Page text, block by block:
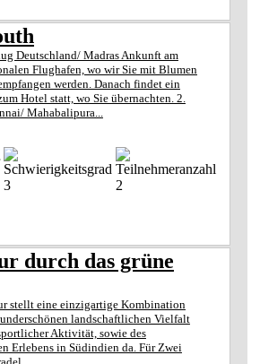
Deutschland/ Madras Ankunft am
Flughafen, wo wir Sie mit Blumen
werden. Danach findet ein
Hotel statt, wo Sie übernachten. 2.
Mahabalipura...
3 2
durch das grüne
stellt eine einzigartige Kombination
landschaftlichen Vielfalt
Aktivität, sowie des
Erlebens in Südindien da. Für Zwei